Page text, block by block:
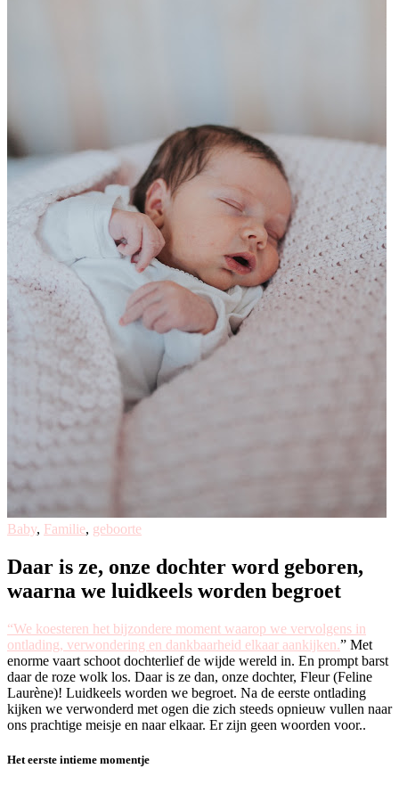
Baby, Familie, geboorte
Daar is ze, onze dochter word geboren,
waarna we luidkeels worden begroet
“We koesteren het bijzondere moment waarop we vervolgens in
ontlading, verwondering en dankbaarheid elkaar aankijken.” Met
enorme vaart schoot dochterlief de wijde wereld in. En prompt barst
daar de roze wolk los. Daar is ze dan, onze dochter, Fleur (Feline
Laurène)! Luidkeels worden we begroet. Na de eerste ontlading
kijken we verwonderd met ogen die zich steeds opnieuw vullen naar
ons prachtige meisje en naar elkaar. Er zijn geen woorden voor..
Het eerste intieme momentje